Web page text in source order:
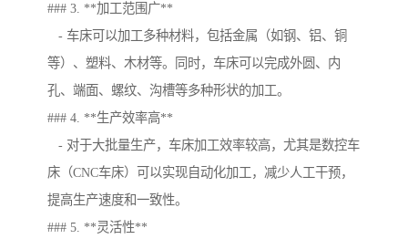
### 3. **加工范围广**
- 车床可以加工多种材料，包括金属（如钢、铝、铜
等）、塑料、木材等。同时，车床可以完成外圆、内
孔、端面、螺纹、沟槽等多种形状的加工。
### 4. **生产效率高**
- 对于大批量生产，车床加工效率较高，尤其是数控车
床（CNC车床）可以实现自动化加工，减少人工干预，
提高生产速度和一致性。
### 5. **灵活性**